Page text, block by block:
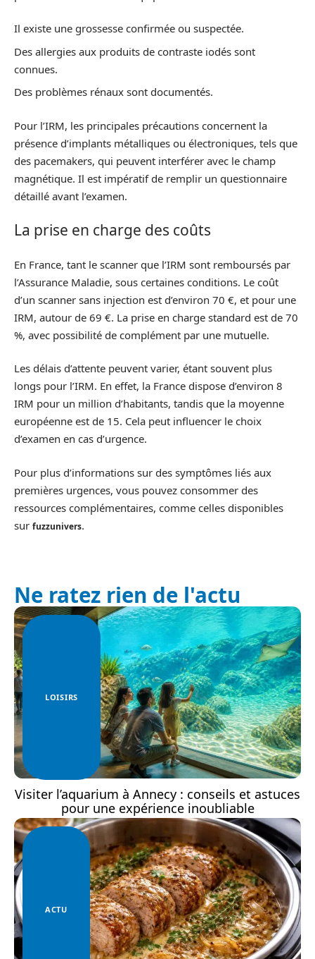
Il existe une grossesse confirmée ou suspectée.
Des allergies aux produits de contraste iodés sont
connues.
Des problèmes rénaux sont documentés.
Pour l’IRM, les principales précautions concernent la
présence d’implants métalliques ou électroniques, tels que
des pacemakers, qui peuvent interférer avec le champ
magnétique. Il est impératif de remplir un questionnaire
détaillé avant l’examen.
La prise en charge des coûts
En France, tant le scanner que l’IRM sont remboursés par
l’Assurance Maladie, sous certaines conditions. Le coût
d’un scanner sans injection est d’environ 70 €, et pour une
IRM, autour de 69 €. La prise en charge standard est de 70
%, avec possibilité de complément par une mutuelle.
Les délais d’attente peuvent varier, étant souvent plus
longs pour l’IRM. En effet, la France dispose d’environ 8
IRM pour un million d’habitants, tandis que la moyenne
européenne est de 15. Cela peut influencer le choix
d’examen en cas d’urgence.
Pour plus d’informations sur des symptômes liés aux
premières urgences, vous pouvez consommer des
ressources complémentaires, comme celles disponibles
sur fuzzunivers.
Ne ratez rien de l'actu
LOISIRS
Visiter l’aquarium à Annecy : conseils et astuces
pour une expérience inoubliable
ACTU